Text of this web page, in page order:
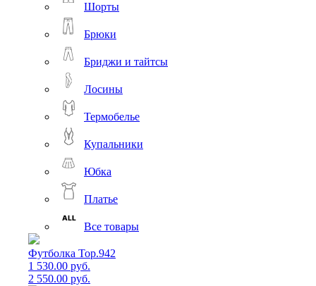
Шорты
Брюки
Бриджи и тайтсы
Лосины
Термобелье
Купальники
Юбка
Платье
Все товары
Футболка Top.942
1 530.00 руб.
2 550.00 руб.